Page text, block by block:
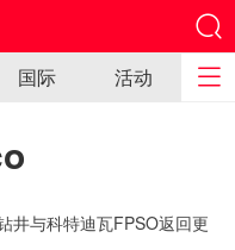
国际 活动
井与科特迪瓦FPSO返回更